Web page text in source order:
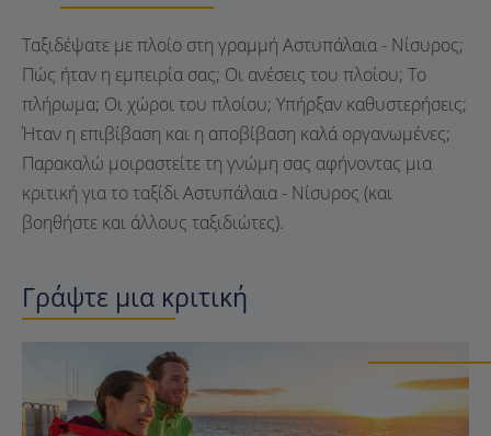
Ταξιδέψατε με πλοίο στη γραμμή Αστυπάλαια - Νίσυρος;
Πώς ήταν η εμπειρία σας; Οι ανέσεις του πλοίου; Το
πλήρωμα; Οι χώροι του πλοίου; Υπήρξαν καθυστερήσεις;
Ήταν η επιβίβαση και η αποβίβαση καλά οργανωμένες;
Παρακαλώ μοιραστείτε τη γνώμη σας αφήνοντας μια
κριτική για το ταξίδι Αστυπάλαια - Νίσυρος (και
βοηθήστε και άλλους ταξιδιώτες).
Γράψτε μια κριτική